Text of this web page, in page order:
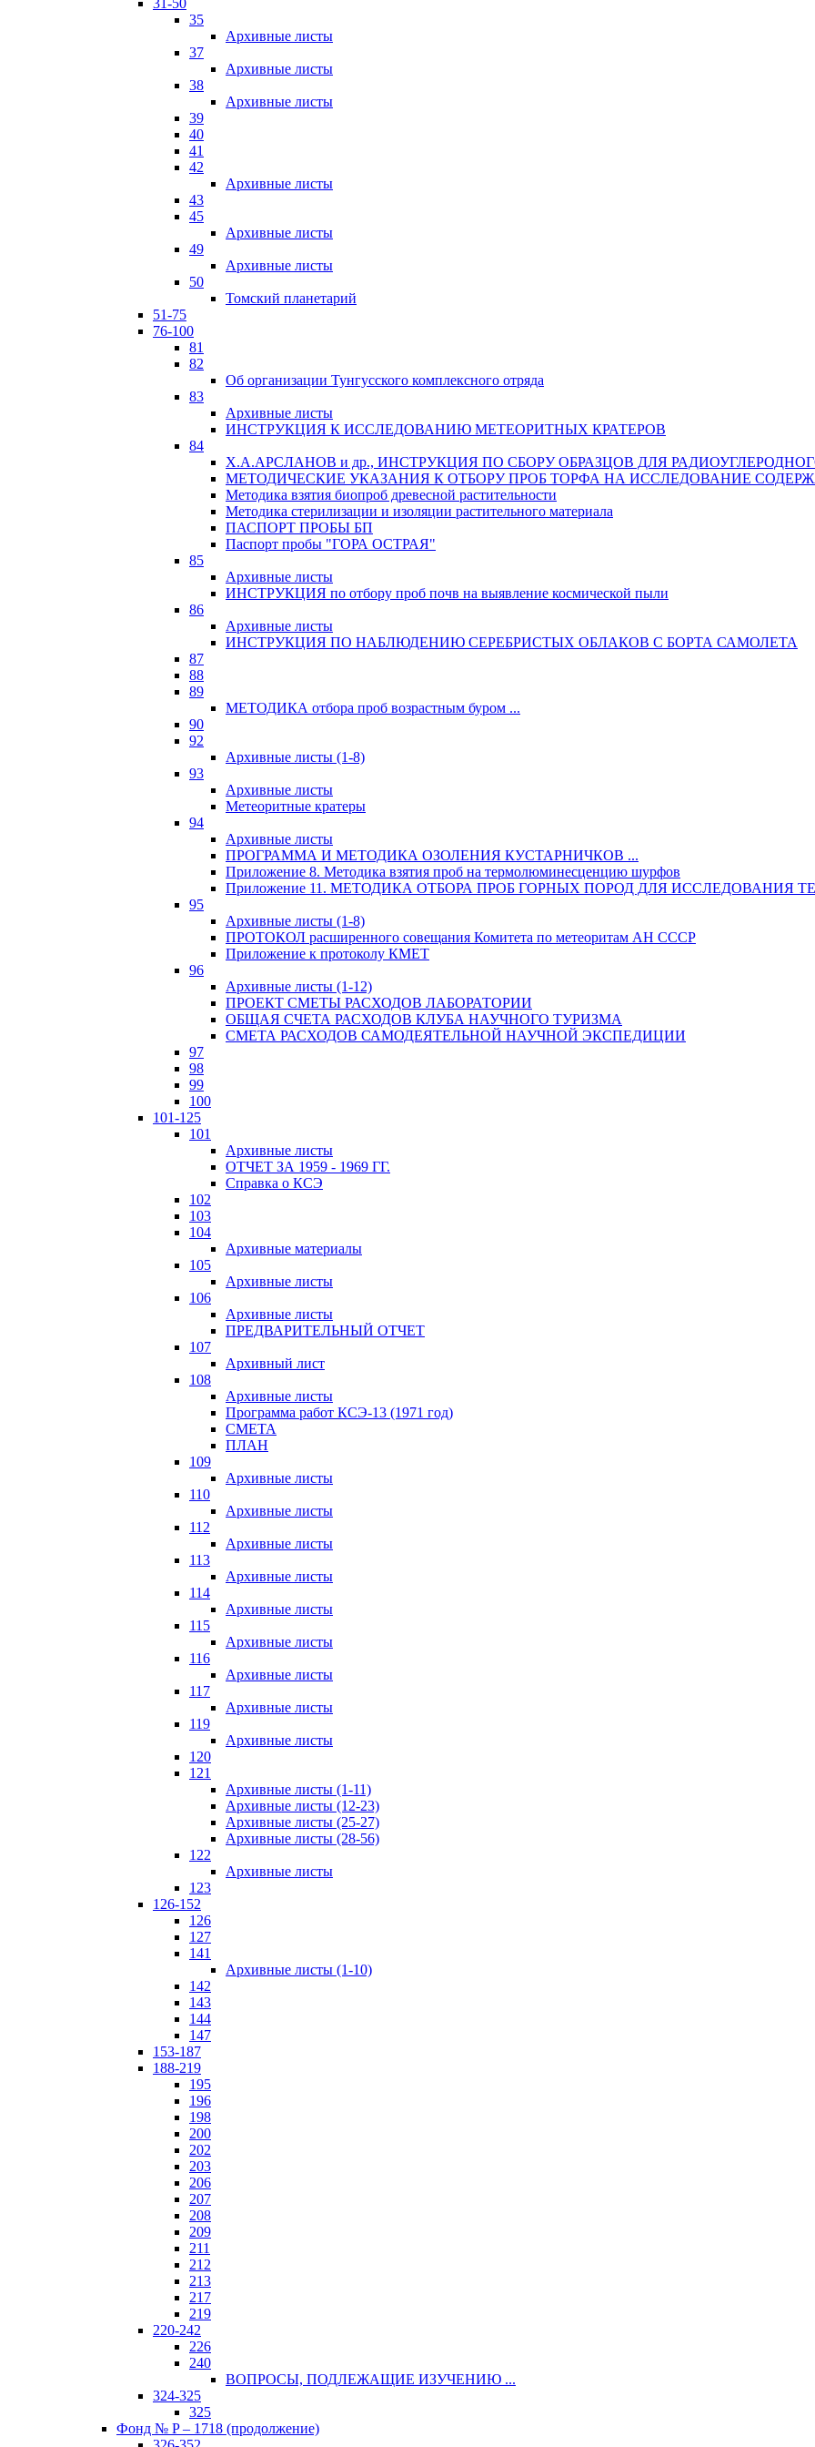
31-50
35
Архивные листы
37
Архивные листы
38
Архивные листы
39
40
41
42
Архивные листы
43
45
Архивные листы
49
Архивные листы
50
Томский планетарий
51-75
76-100
81
82
Об организации Тунгусского комплексного отряда
83
Архивные листы
ИНСТРУКЦИЯ К ИССЛЕДОВАНИЮ МЕТЕОРИТНЫХ КРАТЕРОВ
84
Х.А.АРСЛАНОВ и др., ИНСТРУКЦИЯ ПО СБОРУ ОБРАЗЦОВ ДЛЯ
МЕТОДИЧЕСКИЕ УКАЗАНИЯ К ОТБОРУ ПРОБ ТОРФА НА ИССЛЕДОВАНИЕ
Методика взятия биопроб древесной растительности
Методика стерилизации и изоляции растительного материала
ПАСПОРТ ПРОБЫ БП
Паспорт пробы "ГОРА ОСТРАЯ"
85
Архивные листы
ИНСТРУКЦИЯ по отбору проб почв на выявление космической пыли
86
Архивные листы
ИНСТРУКЦИЯ ПО НАБЛЮДЕНИЮ СЕРЕБРИСТЫХ ОБЛАКОВ С БОРТА САМОЛЕТА
87
88
89
МЕТОДИКА отбора проб возрастным буром ...
90
92
Архивные листы (1-8)
93
Архивные листы
Метеоритные кратеры
94
Архивные листы
ПРОГРАММА И МЕТОДИКА ОЗОЛЕНИЯ КУСТАРНИЧКОВ ...
Приложение 8. Методика взятия проб на термолюминесценцию шурфов
Приложение 11. МЕТОДИКА ОТБОРА ПРОБ ГОРНЫХ ПОРОД ДЛЯ
95
Архивные листы (1-8)
ПРОТОКОЛ расширенного совещания Комитета по метеоритам АН СССР
Приложение к протоколу КМЕТ
96
Архивные листы (1-12)
ПРОЕКТ СМЕТЫ РАСХОДОВ ЛАБОРАТОРИИ
ОБЩАЯ СЧЕТА РАСХОДОВ КЛУБА НАУЧНОГО ТУРИЗМА
СМЕТА РАСХОДОВ САМОДЕЯТЕЛЬНОЙ НАУЧНОЙ ЭКСПЕДИЦИИ
97
98
99
100
101-125
101
Архивные листы
ОТЧЕТ ЗА 1959 - 1969 ГГ.
Справка о КСЭ
102
103
104
Архивные материалы
105
Архивные листы
106
Архивные листы
ПРЕДВАРИТЕЛЬНЫЙ ОТЧЕТ
107
Архивный лист
108
Архивные листы
Программа работ КСЭ-13 (1971 год)
СМЕTA
ПЛАН
109
Архивные листы
110
Архивные листы
112
Архивные листы
113
Архивные листы
114
Архивные листы
115
Архивные листы
116
Архивные листы
117
Архивные листы
119
Архивные листы
120
121
Архивные листы (1-11)
Архивные листы (12-23)
Архивные листы (25-27)
Архивные листы (28-56)
122
Архивные листы
123
126-152
126
127
141
Архивные листы (1-10)
142
143
144
147
153-187
188-219
195
196
198
200
202
203
206
207
208
209
211
212
213
217
219
220-242
226
240
ВОПРОСЫ, ПОДЛЕЖАЩИЕ ИЗУЧЕНИЮ ...
324-325
325
Фонд № P – 1718 (продолжение)